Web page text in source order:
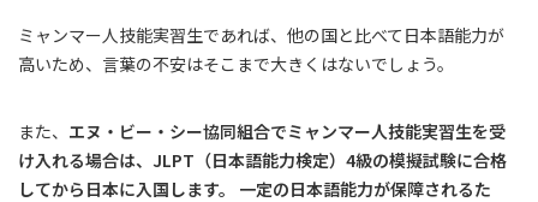
ミャンマー人技能実習生であれば、他の国と比べて日本語能力が
高いため、言葉の不安はそこまで大きくはないでしょう。
また、 エヌ・ビー・シー協同組合でミャンマー人技能実習生を受
け入れる場合は、JLPT（日本語能力検定）4級の模擬試験に合格
してから日本に入国します。 一定の日本語能力が保障されるた